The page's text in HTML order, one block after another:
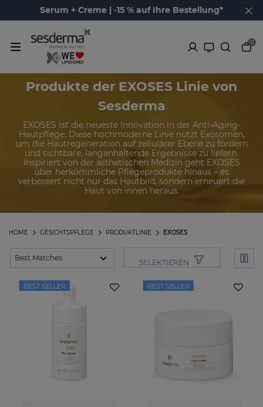
Serum + Creme | -15 % auf Ihre Bestellung*
0
Produkte der EXOSES Linie von
Sesderma
EXOSES ist die neueste Innovation in der Anti-Aging-
Hautpflege. Diese hochmoderne Linie nutzt Exosomen,
um die Hautregeneration auf zellulärer Ebene zu fördern
und sichtbare, langanhaltende Ergebnisse zu liefern.
Inspiriert von der ästhetischen Medizin geht EXOSES
über herkömmliche Pflegeprodukte hinaus – es
verbessert nicht nur das Hautbild, sondern erneuert die
Haut von innen heraus.
EXOSES
PRODUKTLINIE
GESICHTSPFLEGE
HOME
SELEKTIEREN
BEST SELLER BEST SELLER